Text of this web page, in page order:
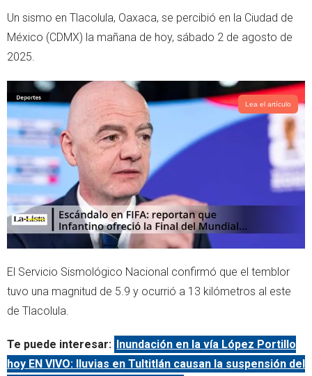
t
t
e
r
t
s
p
Un sismo en Tlacolula, Oaxaca, se percibió en la Ciudad de
México (CDMX) la mañana de hoy, sábado 2 de agosto de
2025.
Lea el artículo
El Servicio Sismológico Nacional confirmó que el temblor
tuvo una magnitud de 5.9 y ocurrió a 13 kilómetros al este
de Tlacolula.
Te puede interesar: Inundación en la vía López Portillo
hoy EN VIVO: lluvias en Tultitlán causan la suspensión del